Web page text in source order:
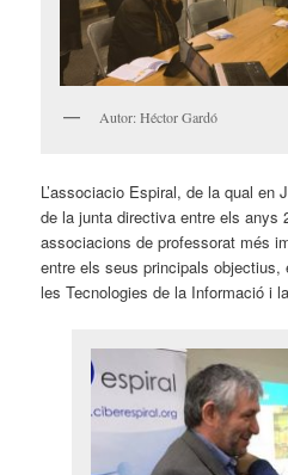
Autor: Héctor Gardó
L’associacio Espiral, de la qual en
de la junta directiva entre els anys
associacions de professorat més
entre els seus principals objectius,
les Tecnologies de la Informació i